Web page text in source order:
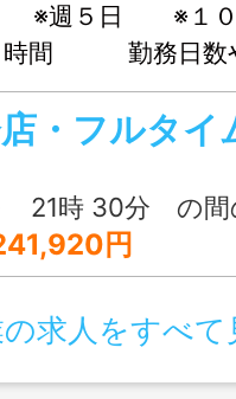
週５日 ※１０
時間 勤務日数
※入社３ヶ月後
時給１２５０
経験者もお気軽
：変更なし】
時 30分 の間
円
求人をすべて